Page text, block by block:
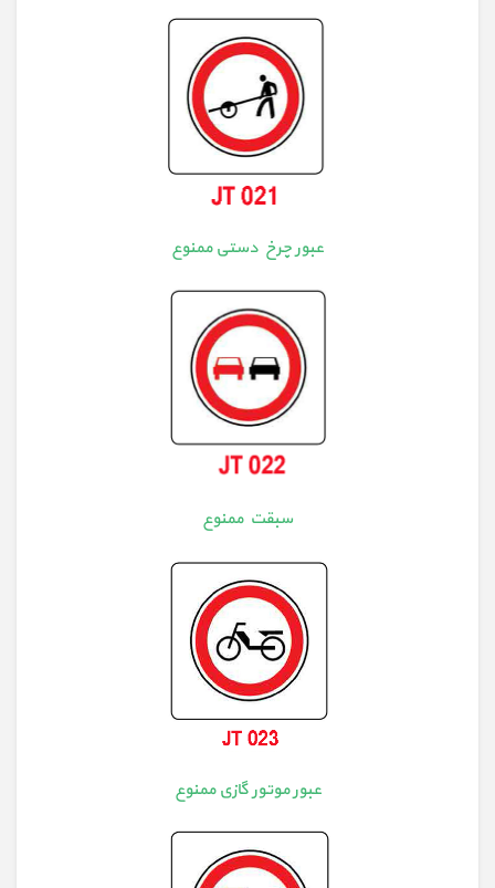
عبور چرخ دستی ممنوع
سبقت ممنوع
عبور موتور گازی ممنوع